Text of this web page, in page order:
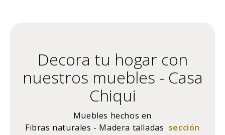
Decora tu hogar con
nuestros muebles - Casa
Chiqui
Muebles hechos en
Fibras naturales - Madera talladas sección